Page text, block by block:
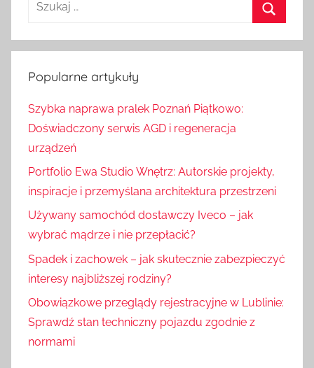
u
a
z
Popularne artykuły
Szybka naprawa pralek Poznań Piątkowo:
Doświadczony serwis AGD i regeneracja
urządzeń
Portfolio Ewa Studio Wnętrz: Autorskie projekty,
inspiracje i przemyślana architektura przestrzeni
Używany samochód dostawczy Iveco – jak
wybrać mądrze i nie przepłacić?
Spadek i zachowek – jak skutecznie zabezpieczyć
interesy najbliższej rodziny?
Obowiązkowe przeglądy rejestracyjne w Lublinie:
Sprawdź stan techniczny pojazdu zgodnie z
normami